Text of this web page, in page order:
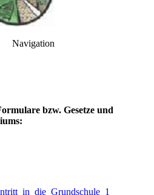
Navigation
bzw. Gesetze und